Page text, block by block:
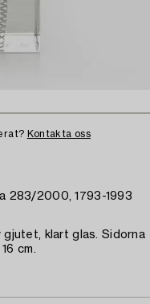
Kontakta oss
283/2000, 1793-1993
gjutet, klart glas. Sidorna
cm.